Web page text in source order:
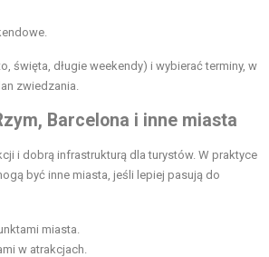
święta, długie weekendy) i wybierać terminy, w
zwiedzania.
Barcelona i inne miasta
i dobrą infrastrukturą dla turystów. W praktyce
być inne miasta, jeśli lepiej pasują do
miasta.
w atrakcjach.